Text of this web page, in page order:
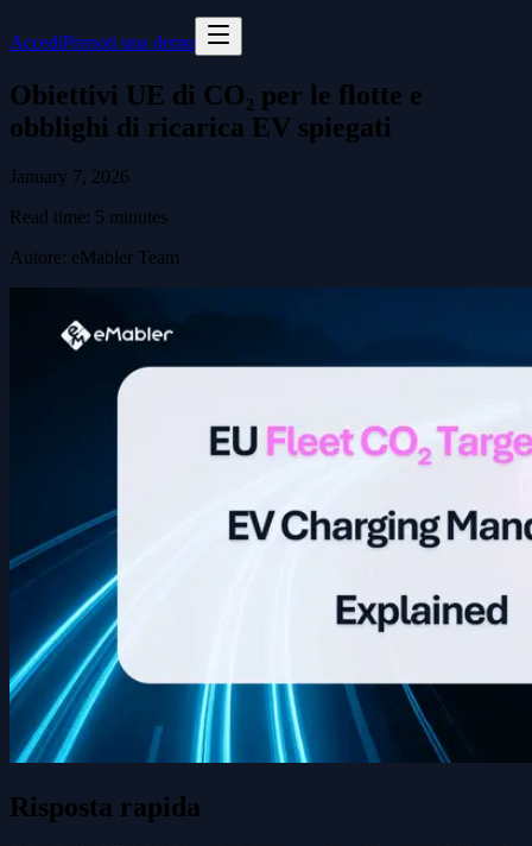
AccediPrenoti una demo
Obiettivi UE di CO₂ per le flotte e
obblighi di ricarica EV spiegati
January 7, 2026
Read time: 5 minutes
Autore: eMabler Team
Risposta rapida